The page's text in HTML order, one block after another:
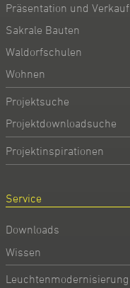
Präsentation und Verkauf
Sakrale Bauten
Waldorfschulen
Wohnen
Projektsuche
Projektdownloadsuche
Projektinspirationen
Service
Downloads
Wissen
Leuchtenmodernisierung